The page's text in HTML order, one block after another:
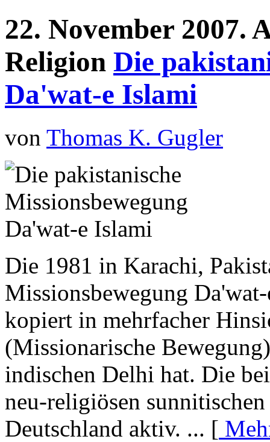
22. November 2007.
Religion Die
Da'wat-e Islami
von Thomas K. Gugler
Die 1981 in Karachi,
Missionsbewegung
kopiert in mehrfacher
(Missionarische
indischen Delhi hat. Die
neu-religiösen
Deutschland aktiv. ... [